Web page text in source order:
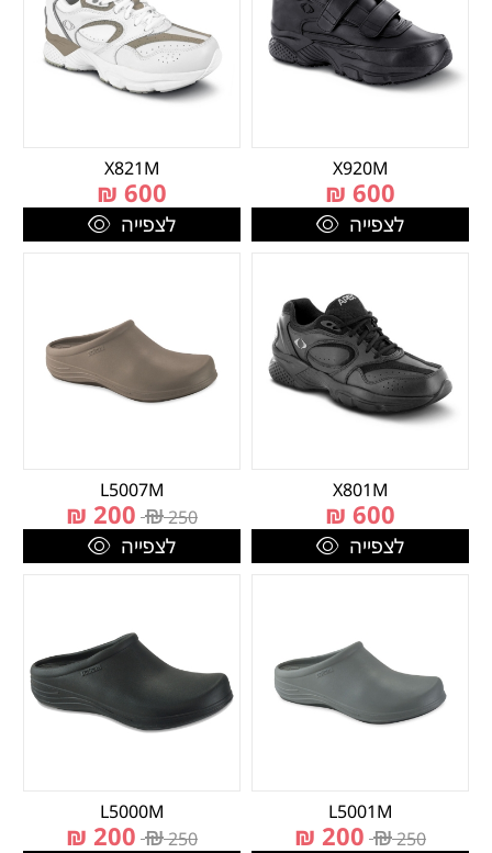
X920M
600
₪
לצפייה
X821M
600
₪
לצפייה
X801M
600
₪
לצפייה
L5007M
250
₪
200
₪
לצפייה
L5001M
250
₪
200
₪
L5000M
250
₪
200
₪